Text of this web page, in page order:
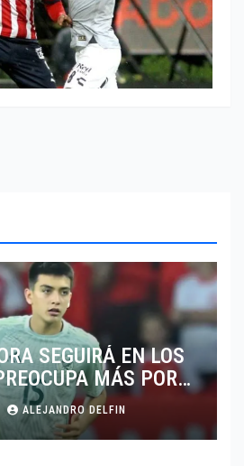
SEGUIRÁ EN LOS
MÁS POR
EQUIPO.
ALEJANDRO DELFIN